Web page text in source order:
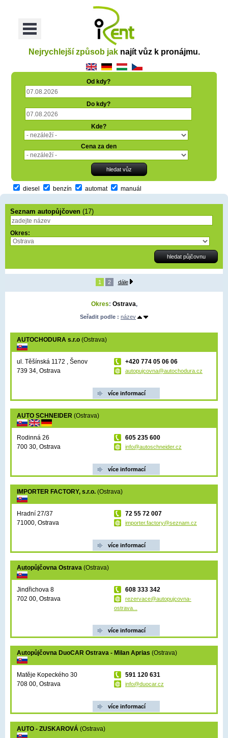
Menu
Nejrychlejší způsob jaknajít vůz k pronájmu.
Od kdy?
Do kdy?
Kde?
Cena za den
diesel benzín automat manuál
Seznam autopůjčoven (17)
Okres:
1 2 dále
Okres: Ostrava,
Seřadit podle : název
AUTOCHODURA s.r.o (Ostrava)
ul. Těšínská 1172 , Šenov
739 34, Ostrava
+420 774 05 06 06
autopujcovna@autochodura.cz
více informací
AUTO SCHNEIDER (Ostrava)
Rodinná 26
700 30, Ostrava
605 235 600
info@autoschneider.cz
více informací
IMPORTER FACTORY, s.r.o. (Ostrava)
Hradní 27/37
71000, Ostrava
72 55 72 007
importer.factory@seznam.cz
více informací
Autopůjčovna Ostrava (Ostrava)
Jindřichova 8
702 00, Ostrava
608 333 342
rezervace@autopujcovna-
ostrava...
více informací
Autopůjčovna DuoCAR Ostrava - Milan Aprias (Ostrava)
Matěje Kopeckého 30
708 00, Ostrava
591 120 631
info@duocar.cz
více informací
AUTO - ZUSKAROVÁ (Ostrava)